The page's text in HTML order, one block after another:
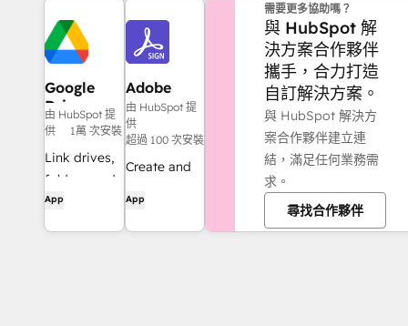
Google
Drive
由 HubSpot 提
供
1萬 次安裝
Link drives,
folders, and
files to CRM
App
Adobe
Acrobat
Sign
由 HubSpot 提
供
超過 100 次安裝
Create and
agreements
directly from
App
需要更多協助嗎？
與 HubSpot 解
決方案合作夥伴
攜手，合力打造
自訂解決方案。
與 HubSpot 解決方
案合作夥伴建立連
結，滿足任何業務需
求。
尋找合作夥伴